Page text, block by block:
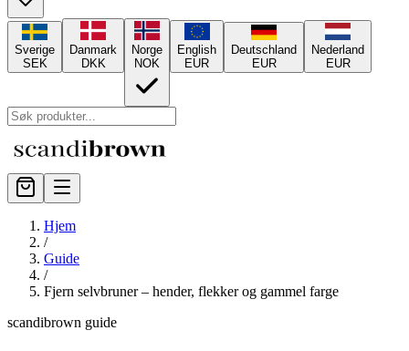
Sverige
SEK
Danmark
DKK
Norge
NOK
English
EUR
Deutschland
EUR
Nederland
EUR
Hjem
/
Guide
/
Fjern selvbruner – hender, flekker og gammel farge
scandibrown guide